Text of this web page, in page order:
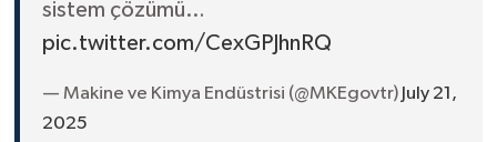
sistem çözümü…
pic.twitter.com/CexGPJhnRQ
— Makine ve Kimya Endüstrisi (@MKEgovtr) July 21,
2025